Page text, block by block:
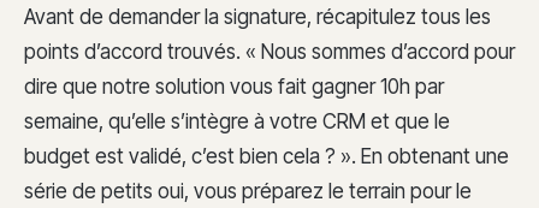
Avant de demander la signature, récapitulez tous les
points d’accord trouvés. « Nous sommes d’accord pour
dire que notre solution vous fait gagner 10h par
semaine, qu’elle s’intègre à votre CRM et que le
budget est validé, c’est bien cela ? ». En obtenant une
série de petits oui, vous préparez le terrain pour le